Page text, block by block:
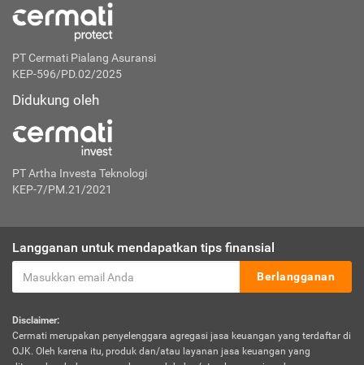
PT Cermati Pialang Asuransi
KEP-596/PD.02/2025
Didukung oleh
PT Artha Investa Teknologi
KEP-7/PM.21/2021
Langganan untuk mendapatkan tips finansial
Berlangganan
Disclaimer:
Cermati merupakan penyelenggara agregasi jasa keuangan yang terdaftar di
OJK. Oleh karena itu, produk dan/atau layanan jasa keuangan yang